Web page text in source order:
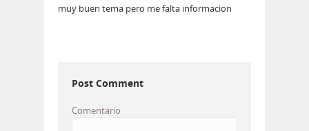
muy buen tema pero me falta informacion
Post Comment
Comentario